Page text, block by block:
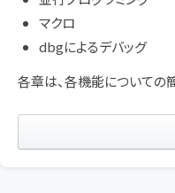
マクロ
dbgによるデバッグ
各章は、各機能についての